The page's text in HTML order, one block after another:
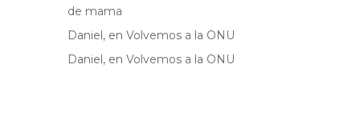
de mama
Daniel, en Volvemos a la ONU
Daniel, en Volvemos a la ONU